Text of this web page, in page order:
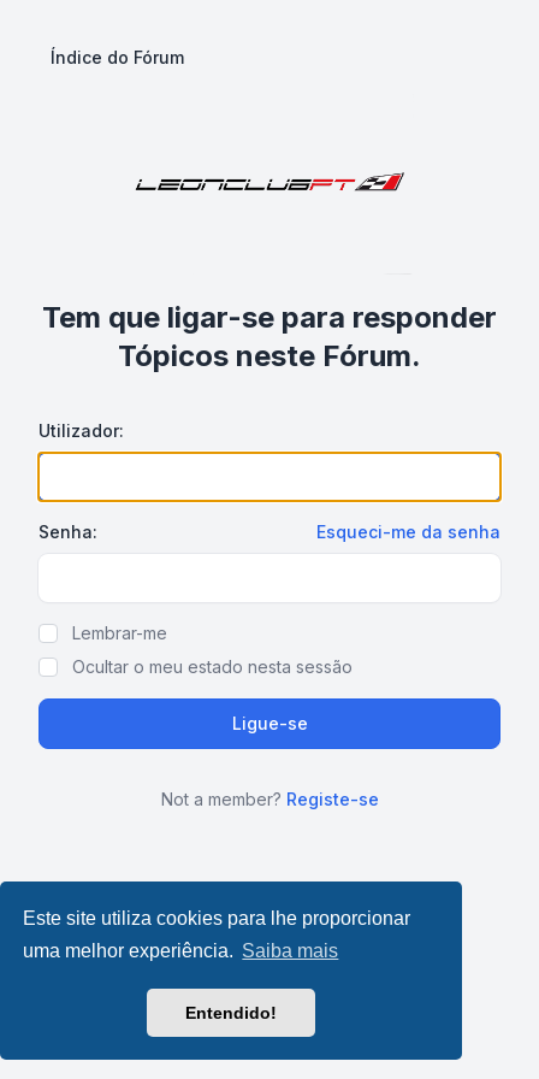
Este site utiliza cookies para lhe proporcionar
uma melhor experiência. Saiba mais
Entendido!
Índice do Fórum
Tem que ligar-se para responder
Tópicos neste Fórum.
Utilizador:
Senha: Esqueci-me da senha
Lembrar-me
Ocultar o meu estado nesta sessão
Ligue-se
Not a member? Registe-se